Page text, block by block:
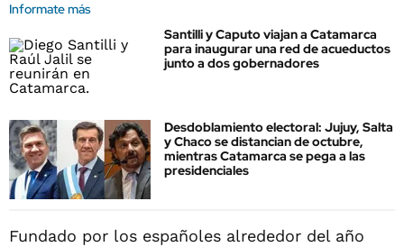
Informate más
Santilli y Caputo viajan a Catamarca
para inaugurar una red de acueductos
junto a dos gobernadores
Desdoblamiento electoral: Jujuy, Salta
y Chaco se distancian de octubre,
mientras Catamarca se pega a las
presidenciales
Fundado por los españoles alrededor del año